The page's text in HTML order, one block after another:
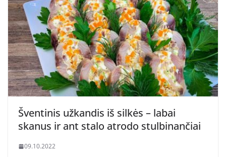
Šventinis užkandis iš silkės – labai
skanus ir ant stalo atrodo stulbinančiai
09.10.2022